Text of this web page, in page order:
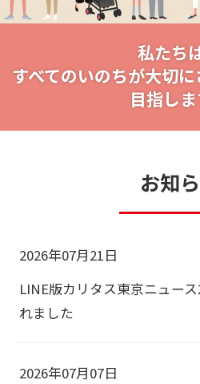
東京教区として
災害への平時からの備
小教区の災害危険度一
私たち
すべてのいのちが大切
目指しま
お知
2026年07月21日
LINE版カリタス東京ニュー
れました
2026年07月07日